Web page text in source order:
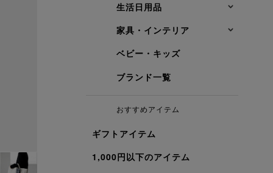
生活日用品
家具・インテリア
ベビー・キッズ
ブランド一覧
おすすめアイテム
ギフトアイテム
1,000円以下のアイテム